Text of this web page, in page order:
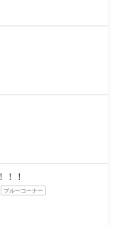
！！
ブルーコーナー